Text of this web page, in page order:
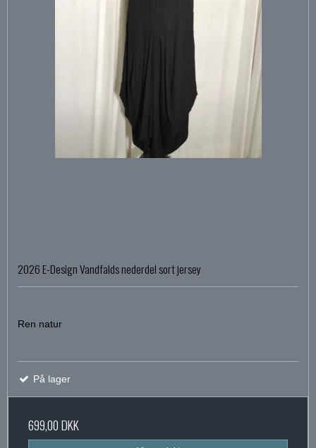
2026 E-Design Vandfalds nederdel sort jersey
Ren natur
På lager
699,00 DKK